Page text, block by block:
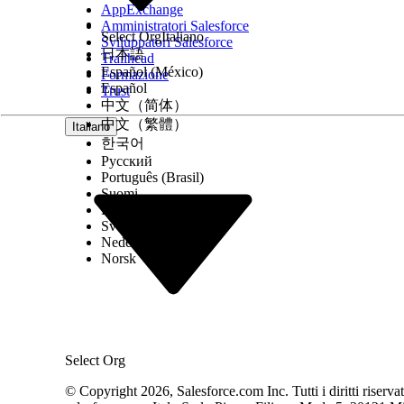
Tenere traccia dei dispositivi restituiti dai
standardizzati supportano l'offboarding dei
Cicli di vita e sincronizzazione degli asset
Di seguito viene descritto come monitorare i cicli
Gestione delle eliminazioni di asset hardware
Informazioni su come smaltire l'hardware IT in
e itinerari di controllo.
Argomenti avanzati
Monitorare e proteggere gli asset IT interni, ad
in entrata dai magazzini attivi con l'agente di
dispositivi con pochi clic. Per mantenere un
giornaliere.
QUESTO ARTICOLO HA RISOLTO IL PROBLEMA?
Facci sapere, così possiamo migliorare!
AppExchange
Amministratori Salesforce
Sviluppatori Salesforce
Trailhead
Formazione
Trust
Italiano
Select Org
Select OrgItaliano
日本語
Español (México)
Español
中文（简体）
中文（繁體）
한국어
Русский
Português (Brasil)
Suomi
Dansk
Svenska
Nederlands
Norsk
© Copyright 2026, Salesforce.com Inc. Tutti i diritti